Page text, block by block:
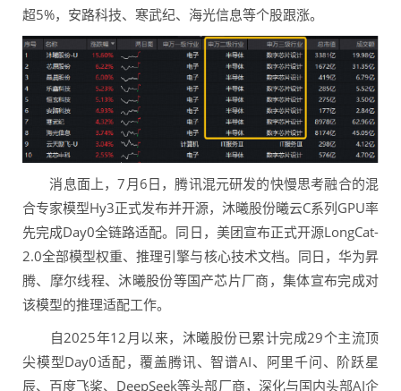
超5%，安路科技、寒武纪、海光信息等个股跟涨。
消息面上，7月6日，腾讯混元研发的快慢思考融合的混
合专家模型Hy3正式发布并开源，沐曦股份曦云C系列GPU率
先完成Day0全链路适配。同日，美团宣布正式开源LongCat-
2.0全部模型权重、推理引擎与核心技术文档。同日，华为昇
腾、摩尔线程、沐曦股份等国产芯片厂商，集体宣布完成对
该模型的推理适配工作。
自2025年12月以来，沐曦股份已累计完成29个主流顶
尖模型Day0适配，覆盖腾讯、智谱AI、阿里千问、阶跃星
辰、百度飞桨、DeepSeek等头部厂商，深化与国内头部AI企